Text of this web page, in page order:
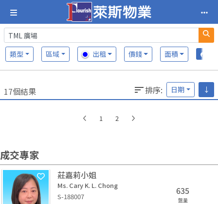
類型 區域 出租 價錢 面積
17個結果 排序: 日期 ↓
1 2
成交專家
莊嘉莉小姐
Ms. Cary K. L. Chong
S-188007
635
盤量